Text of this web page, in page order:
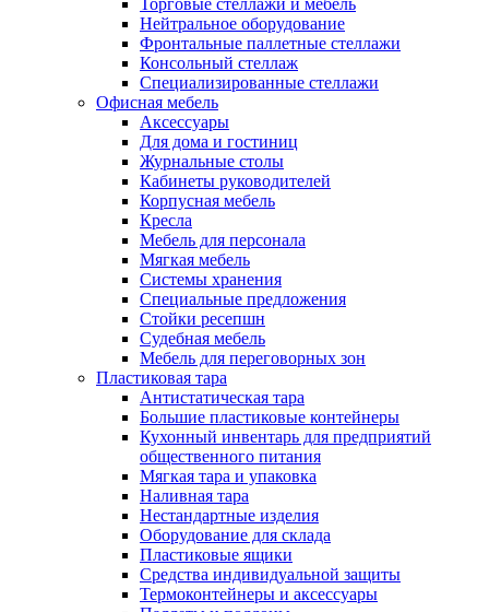
Торговые стеллажи и мебель
Нейтральное оборудование
Фронтальные паллетные стеллажи
Консольный стеллаж
Специализированные стеллажи
Офисная мебель
Аксессуары
Для дома и гостиниц
Журнальные столы
Кабинеты руководителей
Корпусная мебель
Кресла
Мебель для персонала
Мягкая мебель
Системы хранения
Специальные предложения
Стойки ресепшн
Судебная мебель
Мебель для переговорных зон
Пластиковая тара
Антистатическая тара
Большие пластиковые контейнеры
Кухонный инвентарь для предприятий
общественного питания
Мягкая тара и упаковка
Наливная тара
Нестандартные изделия
Оборудование для склада
Пластиковые ящики
Средства индивидуальной защиты
Термоконтейнеры и аксессуары